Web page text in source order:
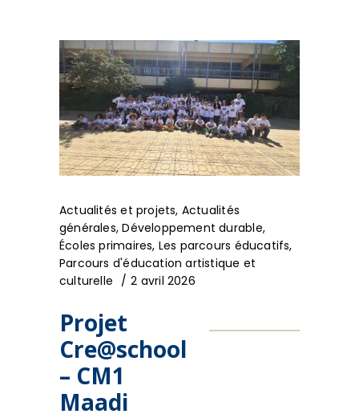
Actualités et projets, Actualités
générales,Développement durable,
Écoles primaires, Les parcours éducatifs,
Parcours d'éducation artistique et
culturelle
2 avril 2026
Projet
Cre@school
– CM1
Maadi